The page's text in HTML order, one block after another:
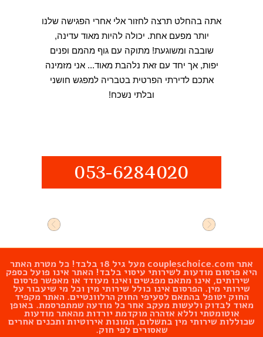
053-6284020
אתה בהחלט תרצה לחזור אלי אחרי הפגישה שלנו
יותר מפעם אחת. יכולה להיות מאוד עדינה,
שובבה ומשוגעת! מתוקה עם גוף מהמם ופנים
יפות, אך יחד עם זאת נלהבת מאוד... אני מזמינה
אתכם לדירתי הפרטית בטבריה למפגש חושני
ובלתי נשכח!
אתרcoupleschoice.com מעל גיל 18 בלבד! כל מטרת האתר
היא פרסום מודעות לשירותי עיסוי בלבד! האתר אינו פועל כספק
שירותים, אינו מתאם מפגשים ואינו מעודד או מאפשר פרסום
שירותי מין. הפרסום אינו כולל שירותי מין וכל מי שיעבור על
החוק יטופל בהתאם לסעיפי החוק הרלוונטיים. האתר מקפיד
מאוד לבדוק ולעשות מעקב אחר כל מודעה שמתפרסמת. באופן
אוטומטתי וללא אזהרה מוקדמת יורדות מהאתר מודעות
שכוללות שירותי מין בתשלום, תמונות אירוטיות ותכנים אחרים
שאסורים לפי חוק.